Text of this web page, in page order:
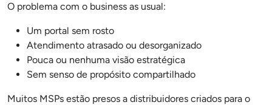
O problema com o business as usual:
Um portal sem rosto
Atendimento atrasado ou desorganizado
Pouca ou nenhuma visão estratégica
Sem senso de propósito compartilhado
Muitos MSPs estão presos a distribuidores criados para o